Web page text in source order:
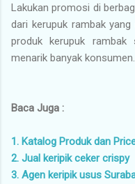
Lakukan promosi di
dari kerupuk rambak
produk kerupuk rambak
menarik banyak konsumen.
Baca Juga :
1. Katalog Produk dan
2. Jual keripik ceker crispy
3. Agen keripik usus